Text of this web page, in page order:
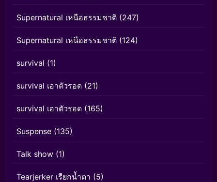
Supernatural เหนือธรรมชาติ (247)
Supernatural เหนือธรรมชาติ (124)
survival (1)
survival เอาตัวรอด (21)
survival เอาตัวรอด (165)
Suspense (135)
Talk show (1)
Tearjerker เรียกน้ำตา (5)